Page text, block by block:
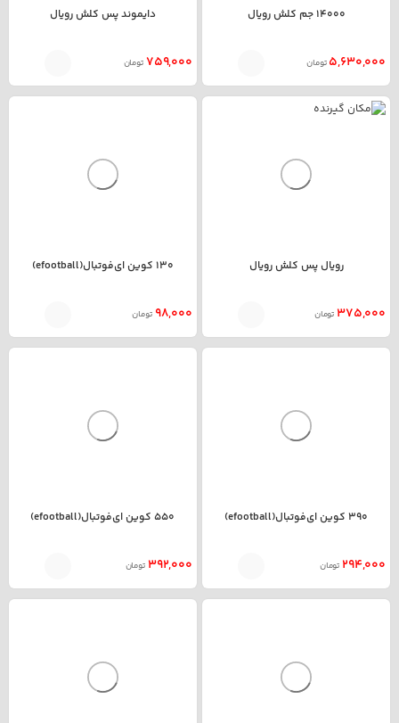
14000 جم کلش رویال
5,630,000 تومان
دایموند پس کلش رویال
759,000 تومان
رویال پس کلش رویال
375,000 تومان
130 کوین ای‌فوتبال(efootball)
98,000 تومان
390 کوین ای‌فوتبال(efootball)
294,000 تومان
550 کوین ای‌فوتبال(efootball)
392,000 تومان